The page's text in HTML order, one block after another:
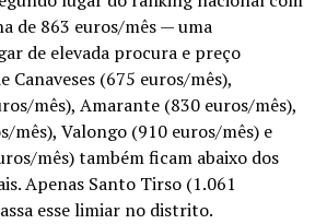
de 863 euros/mês — uma
de elevada procura e preço
Canaveses (675 euros/mês),
mês), Amarante (830 euros/mês),
mês), Valongo (910 euros/mês) e
mês) também ficam abaixo dos
Apenas Santo Tirso (1.061
esse limiar no distrito.